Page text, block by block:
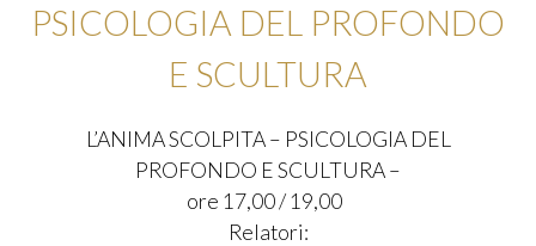
PSICOLOGIA DEL PROFONDO
E SCULTURA
L’ANIMA SCOLPITA – PSICOLOGIA DEL
PROFONDO E SCULTURA –
ore 17,00 / 19,00
Relatori: